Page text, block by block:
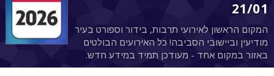
21/01
המקום הראשון לאירועי תרבות, בידור וספורט בעיר
מודיעין וביישובי הסביבה! כל האירועים הבולטים
באזור במקום אחד - מעודכן תמיד במידע חדש.